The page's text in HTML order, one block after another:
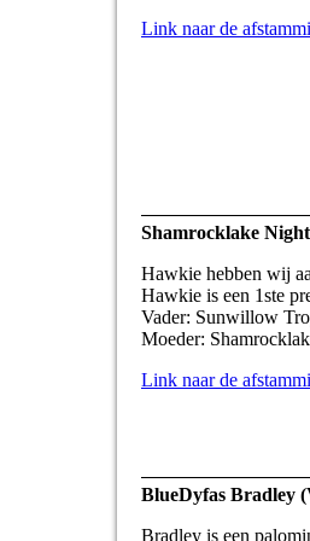
Link naar de
Shamrocklake
Hawkie hebben wij
Hawkie is een 1ste
Vader: Sunwillow
Moeder:
Link naar de
BlueDyfas Bradley
Bradley is een